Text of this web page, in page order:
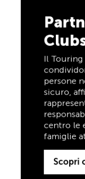
Partnership con
Clubshop
Il Touring Club Svizzero (TCS)
condividono la stessa
persone nei loro spostamenti
sicuro, affidabile e
rappresentano qualità,
responsabilità e praticità,
centro le esigenze dei
tempo